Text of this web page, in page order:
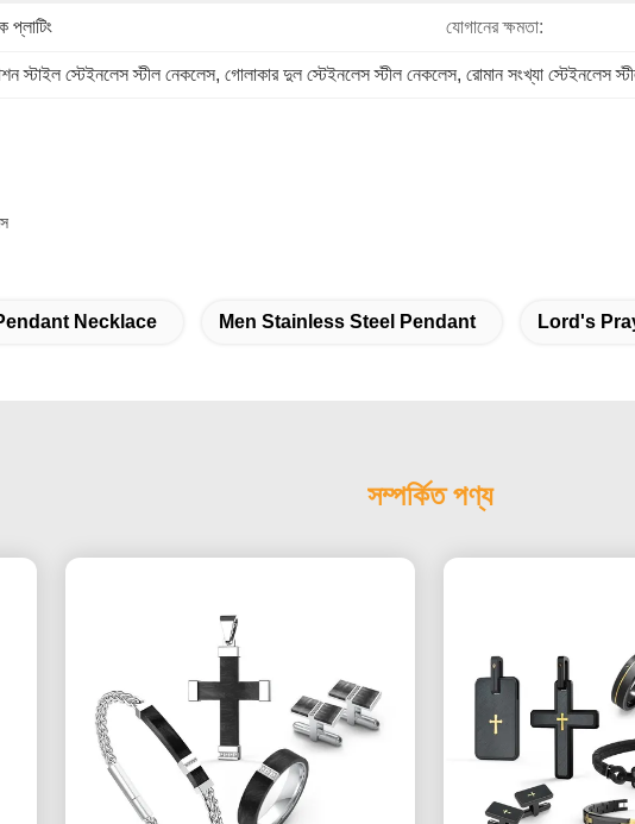
প্লাটিং যোগানের ক্ষমতা:
স্টাইল স্টেইনলেস স্টীল নেকলেস, গোলাকার দুল স্টেইনলেস স্টীল নেকলেস, রোমান সংখ্যা স্টেইনলেস
Necklace Men Stainless Steel Pendant Lord's
সম্পর্কিত পণ্য